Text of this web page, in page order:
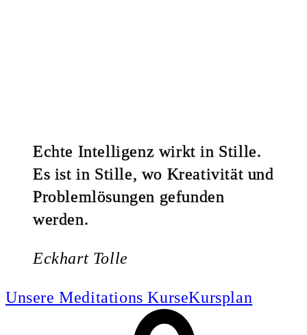
Echte Intelligenz wirkt in Stille.
Es ist in Stille, wo Kreativität und
Problemlösungen gefunden
werden.
Eckhart Tolle
Unsere Meditations KurseKursplan